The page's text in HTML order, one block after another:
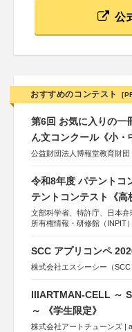
公
おすすめのコンテスト
第6回 お気に入りの一
ん文コンクール《小・
公益財団法人博報堂教育財団
令和8年度 パテントコ
テントコンテスト《高
文部科学省、特許庁、日本
所有権情報・研修館（INPIT）
SCC アプリコンペ
株式会社エスシーシー（SCC
IIIARTMAN-CELL ～
～ 《学生限定》
株式会社アートチューンズ |